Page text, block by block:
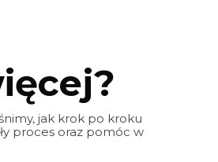
jak krok po kroku
proces oraz pomóc w